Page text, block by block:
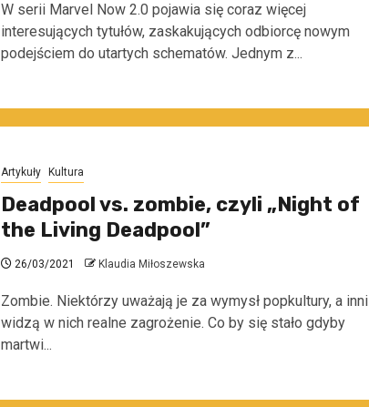
W serii Marvel Now 2.0 pojawia się coraz więcej
interesujących tytułów, zaskakujących odbiorcę nowym
podejściem do utartych schematów. Jednym z...
Artykuły Kultura
Deadpool vs. zombie, czyli „Night of
the Living Deadpool”
26/03/2021 Klaudia Miłoszewska
Zombie. Niektórzy uważają je za wymysł popkultury, a inni
widzą w nich realne zagrożenie. Co by się stało gdyby
martwi...